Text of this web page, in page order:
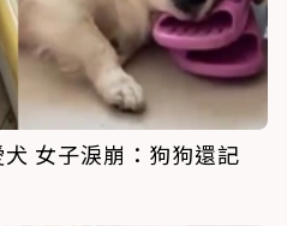
女子淚崩：狗狗還記